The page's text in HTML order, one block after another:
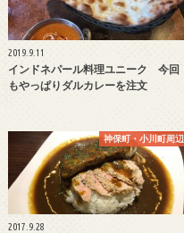
2019.9.11
インドネパール料理ユニーク 今回
もやっぱりダルカレーを注文
神保町・小川町周辺
2017.9.28